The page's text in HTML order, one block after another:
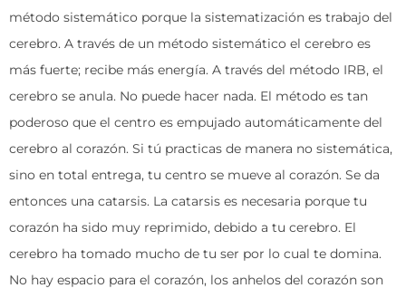
método sistemático porque la sistematización es trabajo del
cerebro. A través de un método sistemático el cerebro es
más fuerte; recibe más energía. A través del método IRB, el
cerebro se anula. No puede hacer nada. El método es tan
poderoso que el centro es empujado automáticamente del
cerebro al corazón. Si tú practicas de manera no sistemática,
sino en total entrega, tu centro se mueve al corazón. Se da
entonces una catarsis. La catarsis es necesaria porque tu
corazón ha sido muy reprimido, debido a tu cerebro. El
cerebro ha tomado mucho de tu ser por lo cual te domina.
No hay espacio para el corazón, los anhelos del corazón son